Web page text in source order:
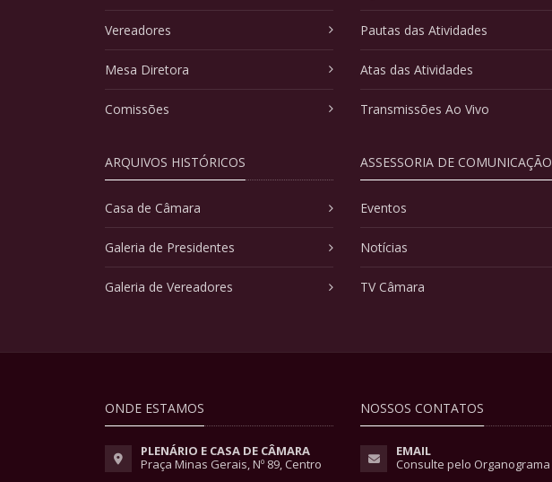
Vereadores
Mesa Diretora
Comissões
ARQUIVOS HISTÓRICOS
Casa de Câmara
Galeria de Presidentes
Galeria de Vereadores
Pautas das Atividades
Atas das Atividades
Transmissões Ao Vivo
ASSESSORIA DE COMUNICAÇÃO
Eventos
Notícias
TV Câmara
ONDE ESTAMOS
PLENÁRIO E CASA DE CÂMARA
Praça Minas Gerais, Nº 89, Centro
NOSSOS CONTATOS
EMAIL
Consulte pelo Organograma